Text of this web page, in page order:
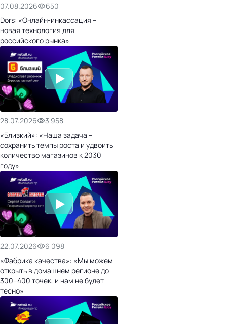
07.08.2026
650
Dors: «Онлайн-инкассация –
новая технология для
российского рынка»
28.07.2026
3 958
«Близкий»: «Наша задача –
сохранить темпы роста и удвоить
количество магазинов к 2030
году»
22.07.2026
6 098
«Фабрика качества»: «Мы можем
открыть в домашнем регионе до
300–400 точек, и нам не будет
тесно»